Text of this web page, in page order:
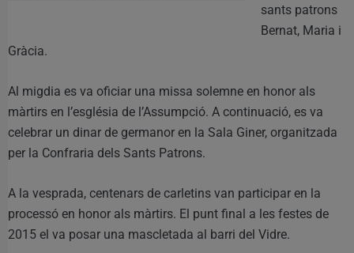
sants patrons
Bernat, Maria i
Gràcia.
Al migdia es va oficiar una missa solemne en honor als
màrtirs en l’església de l’Assumpció. A continuació, es va
celebrar un dinar de germanor en la Sala Giner, organitzada
per la Confraria dels Sants Patrons.
A la vesprada, centenars de carletins van participar en la
processó en honor als màrtirs. El punt final a les festes de
2015 el va posar una mascletada al barri del Vidre.